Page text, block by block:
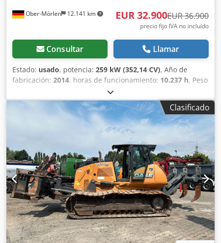
Ober-Mörlen 12.141 km EUR 32.900EUR 36.900
precio fijo IVA no incluído
Consultar Llamar
Estado: usado, potencia: 259 kW (352,14 CV), Año de
fabricación: 2014, horas de funcionamiento: 10.237 h, Peso
en vacío: 27.024 kg Para obtener más información,
póngase en contacto con Emal Jaweed. Cargadora de
ruedas / Wheel Loader, Case 1121F, año de fabricación
2014, horas de servicio: 10.237 h, longitud: 8.960 mm,
ancho: 2.990 mm, altura: 3.570 mm, peso bruto máximo
autorizado: 27.024 kg, motor: Case, potencia del motor: 239
kW, aire acondicionado, báscula, hidráulica auxiliar,
cámara de marcha atrás, engrase automático,
dimensiones del cazo: longitud: 1.800 mm, ancho: 3.000
mm, altura: 1.750 mm, video disponible. Otros: *
Ofrecemos más de 200 unidades a la venta. Dkjdpoyn
Nfwsfx Akqor * Nuestra ubicación se encuentra a 30 km al
norte del aeropuerto de Frankfurt/M. * Financiación y
leasing disponibles. * Especialistas en transporte y envío
internacional. * No nos responsabilizamos de errores de
Clasificado